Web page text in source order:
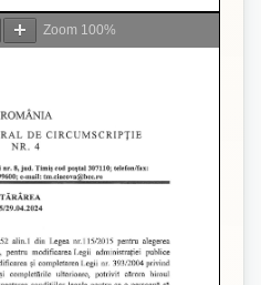
Zoom 100%